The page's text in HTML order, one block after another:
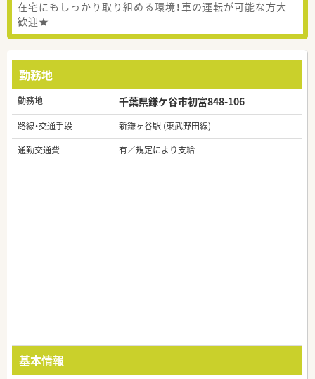
在宅にもしっかり取り組める環境！車の運転が可能な方大
歓迎★
勤務地
勤務地 千葉県鎌ケ谷市初富848-106
路線・交通手段
新鎌ヶ谷駅 (東武野田線)
通勤交通費
有／規定により支給
基本情報